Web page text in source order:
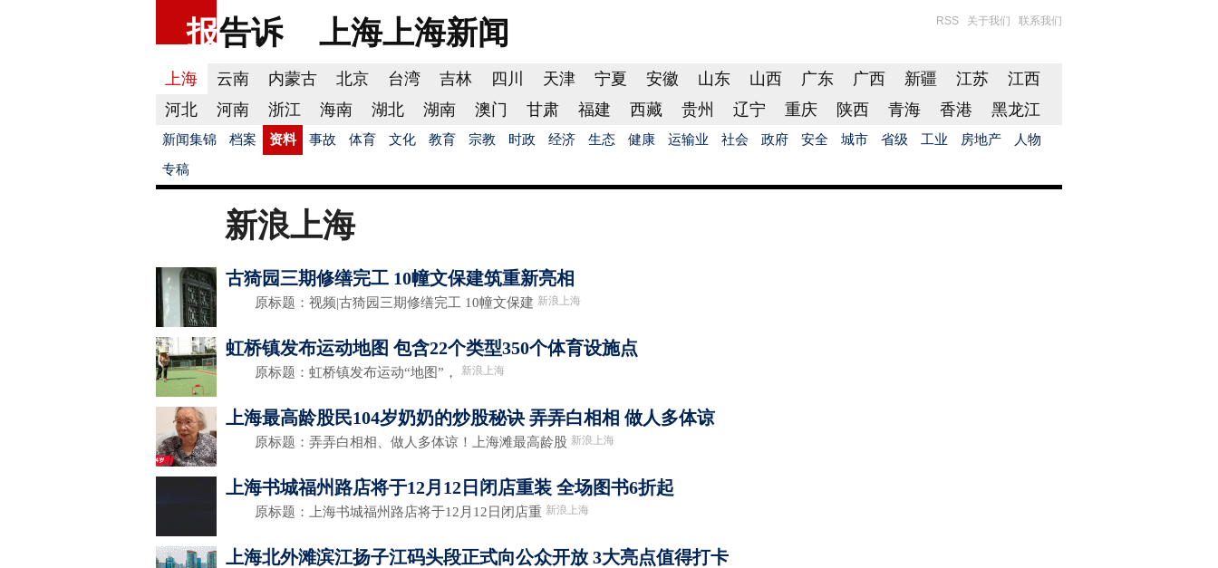
报告诉 上海上海新闻 RSS 关于我们 联系我们
上海 云南 内蒙古 北京 台湾 吉林 四川 天津 宁夏 安徽 山东 山西 广东 广西 新疆 江苏
江西
河北
河南 浙江 海南 湖北 湖南 澳门 甘肃 福建 西藏 贵州 辽宁 重庆 陕西 青海 香港 黑龙江
新闻集锦 档案 资料 事故 体育 文化 教育 宗教 时政 经济 生态 健康 运输业 社会 政府 安全 城市 省级 工业 房地产 人物
专稿
新浪上海
古猗园三期修缮完工 10幢文保建筑重新亮相
原标题：视频|古猗园三期修缮完工 10幢文保建 新浪上海
虹桥镇发布运动地图 包含22个类型350个体育设施点
原标题：虹桥镇发布运动“地图”， 新浪上海
上海最高龄股民104岁奶奶的炒股秘诀 弄弄白相相 做人多体谅
原标题：弄弄白相相、做人多体谅！上海滩最高龄股 新浪上海
上海书城福州路店将于12月12日闭店重装 全场图书6折起
原标题：上海书城福州路店将于12月12日闭店重 新浪上海
上海北外滩滨江扬子江码头段正式向公众开放 3大亮点值得打卡